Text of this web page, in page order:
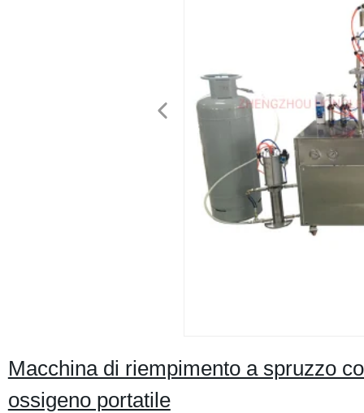
Macchina di riempimento a spruzzo
ossigeno portatile